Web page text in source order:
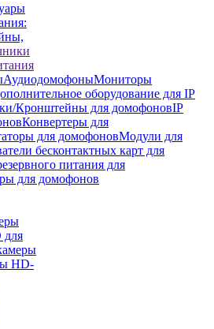
АудиодомофоныМониторы
оборудование для IP
Кронштейны для домофоновIP
Конвертеры для
для домофоновМодули для
бесконтактных карт для
питания для
для домофонов
HD-